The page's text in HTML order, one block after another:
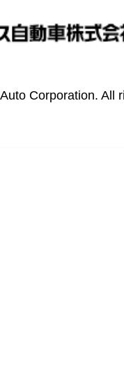
Corporation. All